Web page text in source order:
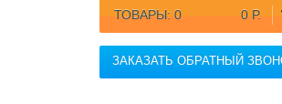
ТОВАРЫ: 0 0 Р.
ЗАКАЗАТЬ ОБРАТНЫЙ